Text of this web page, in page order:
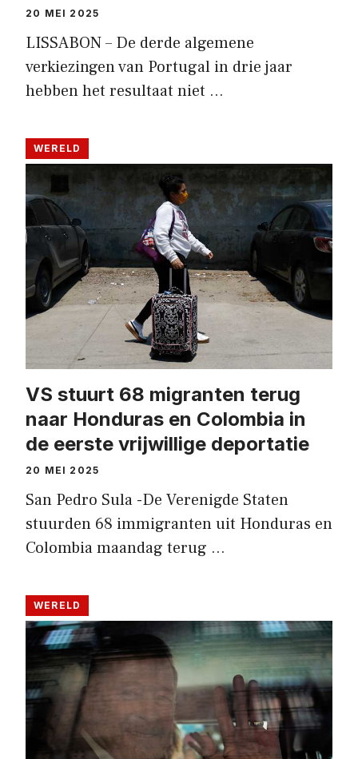
20 MEI 2025
LISSABON – De derde algemene
verkiezingen van Portugal in drie jaar
hebben het resultaat niet …
WERELD
VS stuurt 68 migranten terug
naar Honduras en Colombia in
de eerste vrijwillige deportatie
20 MEI 2025
San Pedro Sula -De Verenigde Staten
stuurden 68 immigranten uit Honduras en
Colombia maandag terug …
WERELD